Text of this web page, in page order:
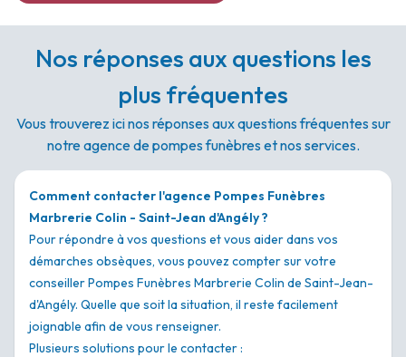
Nos réponses aux questions les
plus fréquentes
Vous trouverez ici nos réponses aux questions fréquentes sur
notre agence de pompes funèbres et nos services.
Comment contacter l'agence Pompes Funèbres
Marbrerie Colin - Saint-Jean d'Angély ?
Pour répondre à vos questions et vous aider dans vos
démarches obsèques, vous pouvez compter sur votre
conseiller Pompes Funèbres Marbrerie Colin de Saint-Jean-
d'Angély. Quelle que soit la situation, il reste facilement
joignable afin de vous renseigner.
Plusieurs solutions pour le contacter :